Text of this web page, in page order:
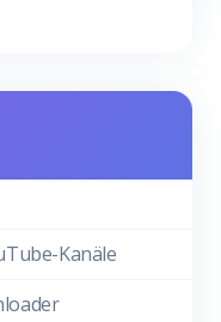
Kanäle